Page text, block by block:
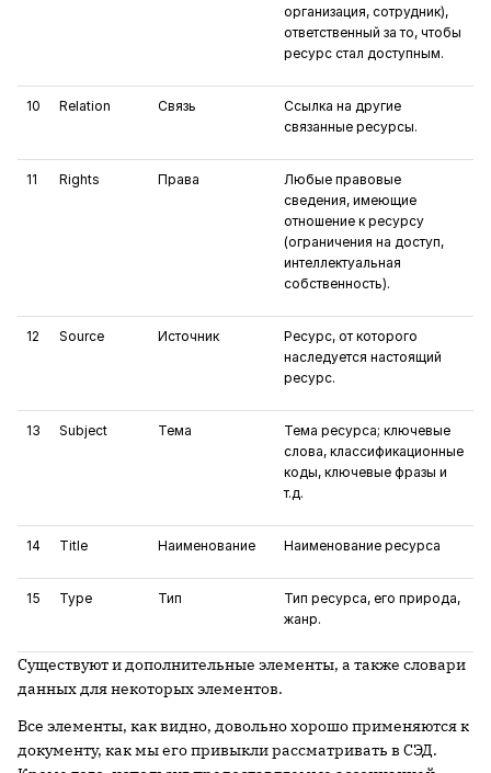
организация, сотрудник),
ответственный за то, чтобы
ресурс стал доступным.
10 Relation Связь
Ссылка на другие
связанные ресурсы.
11 Rights Права
Любые правовые
сведения, имеющие
отношение к ресурсу
(ограничения на доступ,
интеллектуальная
собственность).
12 Source Источник
Ресурс, от которого
наследуется настоящий
ресурс.
13 Subject Тема
Тема ресурса; ключевые
слова, классификационные
коды, ключевые фразы и
т.д.
14 Title Наименование Наименование ресурса
15 Type Тип
Тип ресурса, его природа,
жанр.
Существуют и дополнительные элементы, а также словари
данных для некоторых элементов.
Все элементы, как видно, довольно хорошо применяются к
документу, как мы его привыкли рассматривать в СЭД.